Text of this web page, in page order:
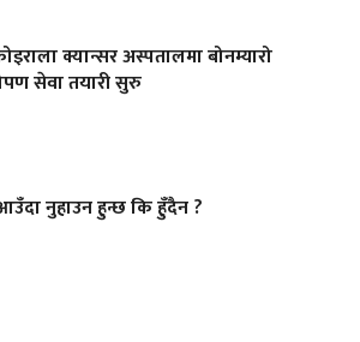
क्यान्सर अस्पतालमा बोनम्यारो
सेवा तयारी सुरु
नुहाउन हुन्छ कि हुँदैन ?